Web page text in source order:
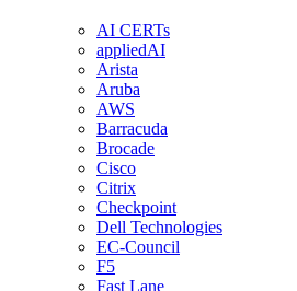
AI CERTs
appliedAI
Arista
Aruba
AWS
Barracuda
Brocade
Cisco
Citrix
Checkpoint
Dell Technologies
EC-Council
F5
Fast Lane